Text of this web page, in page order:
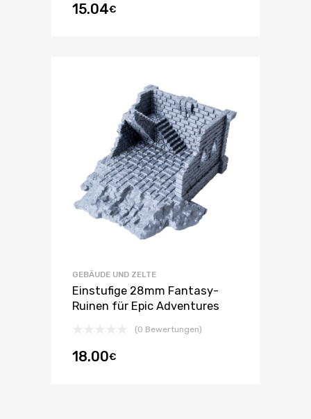
15.04€
GEBÄUDE UND ZELTE
Einstufige 28mm Fantasy-
Ruinen für Epic Adventures
(0 Bewertungen)
18.00€